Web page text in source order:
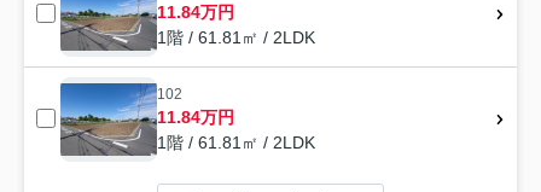
11.84万円
1階 / 61.81㎡ / 2LDK
102
11.84万円
1階 / 61.81㎡ / 2LDK